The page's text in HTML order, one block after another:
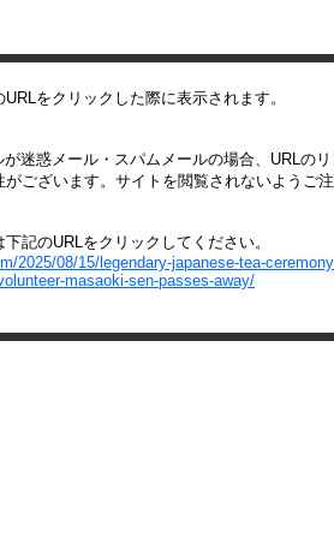
をクリックした際に表示されます。
迷惑メール・スパムメールの場合、URLの
ございます。サイトを閲覧されないようご
記のURLをクリックしてください。
2025/08/15/legendary-japanese-tea-
masaoki-sen-passes-away/